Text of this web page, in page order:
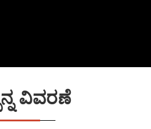
ವಿವರಣೆ